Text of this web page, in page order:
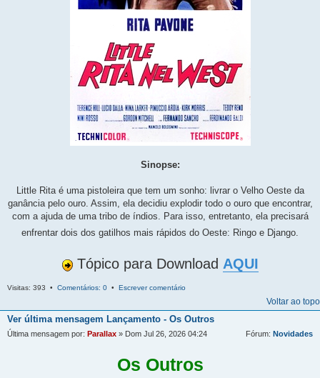
Sinopse:
Little Rita é uma pistoleira que tem um sonho: livrar o Velho Oeste da
ganância pelo ouro. Assim, ela decidiu explodir todo o ouro que encontrar,
com a ajuda de uma tribo de índios. Para isso, entretanto, ela precisará
enfrentar dois dos gatilhos mais rápidos do Oeste: Ringo e Django.
Tópico para Download AQUI
Visitas: 393 • Comentários: 0 • Escrever comentário
Voltar ao topo
Ver última mensagem Lançamento - Os Outros
Última mensagem por: Parallax » Dom Jul 26, 2026 04:24 Fórum: Novidades
Os Outros